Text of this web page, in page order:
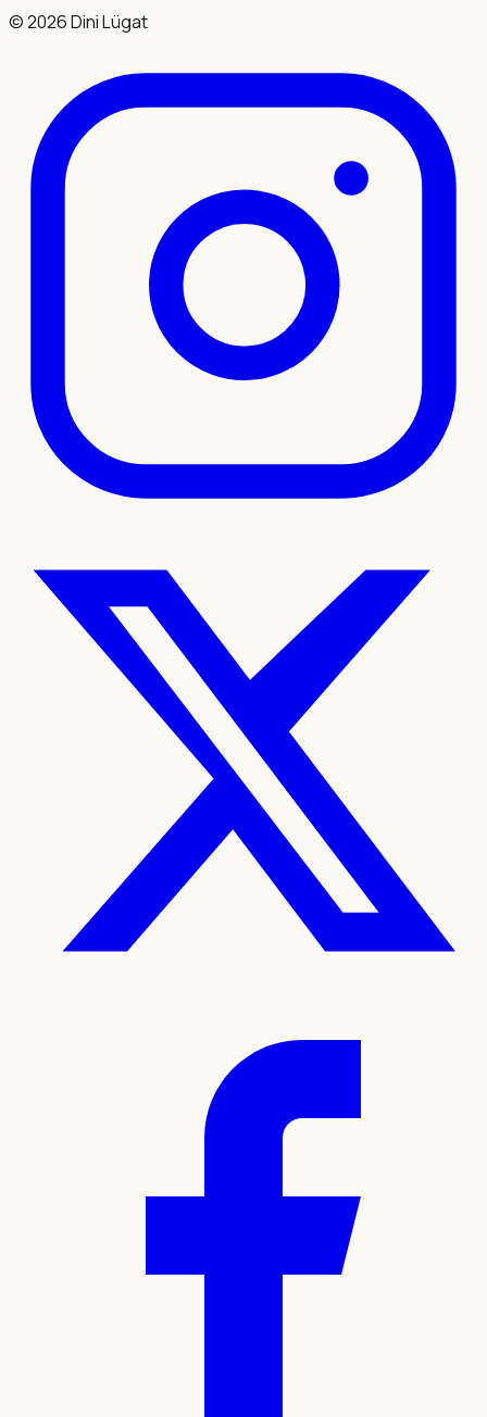
©2026Dini Lügat